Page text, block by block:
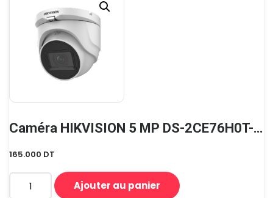
Caméra HIKVISION 5 MP DS-2CE76H0T-ITMF
165.000 DT
quantité
Ajouter au panier